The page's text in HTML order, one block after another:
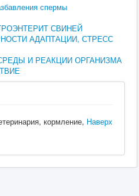
спермы
СВИНЕЙ
АДАПТАЦИИ, СТРЕСС
И РЕАКЦИИ ОРГАНИЗМА
Наверх
кормление,